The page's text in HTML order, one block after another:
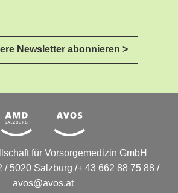
Newsletter abonnieren >
für Vorsorgemedizin GmbH
/ 5020 Salzburg /+ 43 662 88 75 88 /
avos@avos.at